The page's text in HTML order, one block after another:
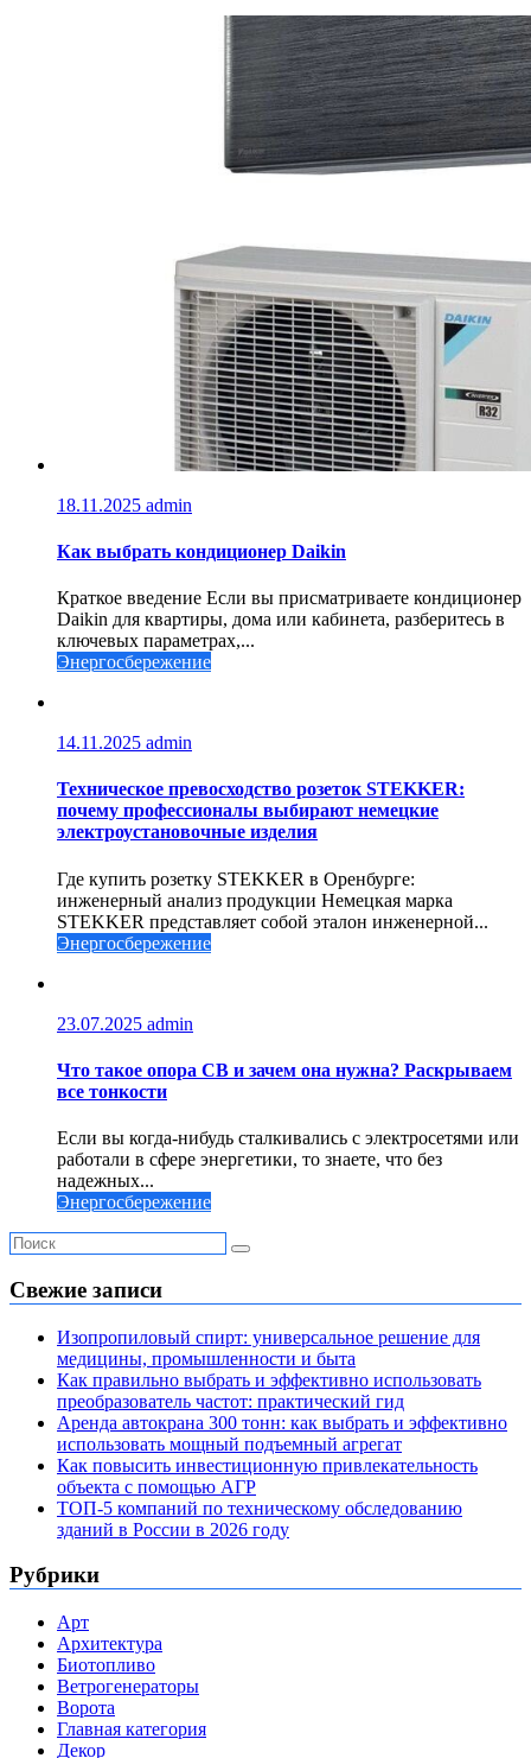
18.11.2025 admin
Как выбрать кондиционер Daikin
Краткое введение Если вы присматриваете кондиционер
Daikin для квартиры, дома или кабинета, разберитесь в
ключевых параметрах,...
Энергосбережение
14.11.2025 admin
Техническое превосходство розеток STEKKER:
почему профессионалы выбирают немецкие
электроустановочные изделия
Где купить розетку STEKKER в Оренбурге:
инженерный анализ продукции Немецкая марка
STEKKER представляет собой эталон инженерной...
Энергосбережение
23.07.2025 admin
Что такое опора СВ и зачем она нужна? Раскрываем
все тонкости
Если вы когда-нибудь сталкивались с электросетями или
работали в сфере энергетики, то знаете, что без
надежных...
Энергосбережение
Свежие записи
Изопропиловый спирт: универсальное решение для
медицины, промышленности и быта
Как правильно выбрать и эффективно использовать
преобразователь частот: практический гид
Аренда автокрана 300 тонн: как выбрать и эффективно
использовать мощный подъемный агрегат
Как повысить инвестиционную привлекательность
объекта с помощью АГР
ТОП-5 компаний по техническому обследованию
зданий в России в 2026 году
Рубрики
Арт
Архитектура
Биотопливо
Ветрогенераторы
Ворота
Главная категория
Декор